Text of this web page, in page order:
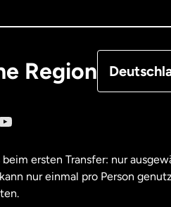
Region
Malaysia
beim ersten Transfer: nur
nur einmal pro Person